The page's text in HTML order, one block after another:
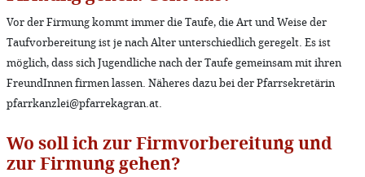
Vor der Firmung kommt immer die Taufe, die Art und Weise der
Taufvorbereitung ist je nach Alter unterschiedlich geregelt. Es ist
möglich, dass sich Jugendliche nach der Taufe gemeinsam mit ihren
FreundInnen firmen lassen. Näheres dazu bei der Pfarrsekretärin
pfarrkanzlei@pfarrekagran.at.
Wo soll ich zur Firmvorbereitung und
zur Firmung gehen?